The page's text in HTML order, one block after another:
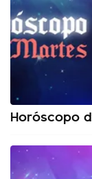
Horóscopo